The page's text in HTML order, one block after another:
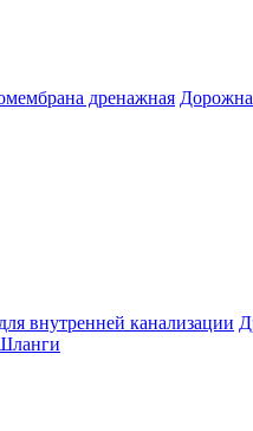
дренажная
внутренней канализации